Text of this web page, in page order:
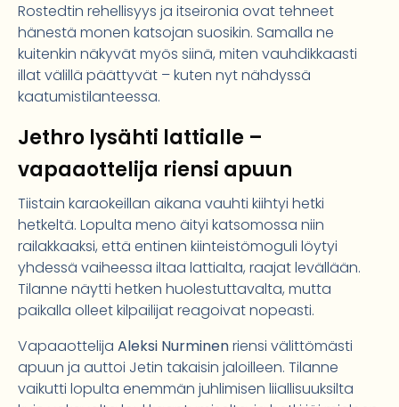
Rostedtin rehellisyys ja itseironia ovat tehneet
hänestä monen katsojan suosikin. Samalla ne
kuitenkin näkyvät myös siinä, miten vauhdikkaasti
illat välillä päättyvät – kuten nyt nähdyssä
kaatumistilanteessa.
Jethro lysähti lattialle –
vapaaottelija riensi apuun
Tiistain karaokeillan aikana vauhti kiihtyi hetki
hetkeltä. Lopulta meno äityi katsomossa niin
railakkaaksi, että entinen kiinteistömoguli löytyi
yhdessä vaiheessa iltaa lattialta, raajat levällään.
Tilanne näytti hetken huolestuttavalta, mutta
paikalla olleet kilpailijat reagoivat nopeasti.
Vapaaottelija Aleksi Nurminenriensi välittömästi
apuun ja auttoi Jetin takaisin jaloilleen. Tilanne
vaikutti lopulta enemmän juhlimisen liiallisuuksilta